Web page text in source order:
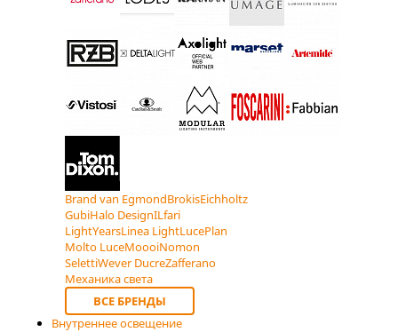
Brand van EgmondBrokisEichholtz
GubiHalo DesignILfari
LightYearsLinea LightLucePlan
Molto LuceMoooiNomon
SelettiWever DucreZafferano
Механика света
ВСЕ БРЕНДЫ
Внутреннее освещение